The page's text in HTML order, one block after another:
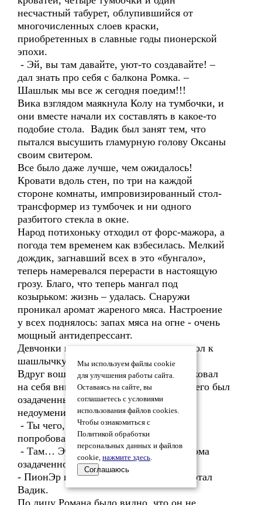
несчастный табурет, облупившийся от
многочисленных слоев краски,
приобретенных в славные годы пионерской
эпохи.
- Эй, вы там давайте, уют-то создавайте! –
дал знать про себя с балкона Ромка. –
Шашлык мы все ж сегодня поедим!!!
Вика взглядом маякнула Колу на тумбочки, и
они вместе начали их составлять в какое-то
подобие стола. Вадик был занят тем, что
пытался высушить гламурную голову Оксаны
своим свитером.
Все было даже лучше, чем ожидалось!
Кровати вдоль стен, по три на каждой
стороне комнаты, импровизированный стол-
трансформер из тумбочек и ни одного
разбитого стекла в окне.
Народ потихоньку отходил от форс-мажора, а
погода тем временем как взбесилась. Мелкий
дождик, загнавший всех в это «бунгало»,
теперь намеревался перерасти в настоящую
грозу. Благо, что теперь мангал под
козырьком: жизнь – удалась. Снаружи
проникал аромат жареного мяса. Настроение
у всех поднялось: запах мяса на огне - очень
мощный антидепрессант.
Девчонки начали снова сервировать стол к
шашлычку.
Вдруг вошедший с балкона Роман приковал
на себя внимание всей компании. Вид его был
озадаченным, а глаза выражали полное
недоумение и замешательство.
- Ты чего, Ромыч? Шашлык спалил? -
попробовал пошутить Колян.
- Там… Это… Пионер… - произнес Рома
озадаченно, кивая в сторону балкона.
- ПионЭр шашлык спионЭрил? - загоготал
Вадик.
По лицу Романа было видно, что он не
Мы используем файлы cookie
для улучшения работы сайта.
Оставаясь на сайте, вы
соглашаетесь с условиями
использования файлов cookies.
Чтобы ознакомиться с
Политикой обработки
персональных данных и файлов
cookie, нажмите здесь.
Соглашаюсь